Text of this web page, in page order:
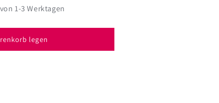
1-3 Werktagen
legen